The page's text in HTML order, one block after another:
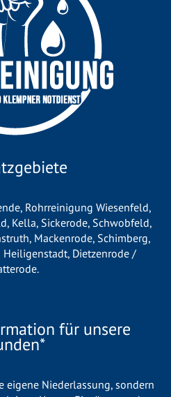
, Rohrreinigung Wiesenfeld,
, Kella, Sickerode, Schwobfeld,
, Mackenrode, Schimberg,
Heiligenstadt, Dietzenrode /
.
für unsere
eigene Niederlassung, sondern